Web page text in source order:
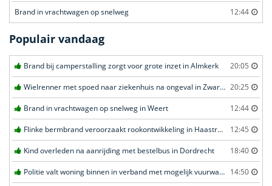
Brand in vrachtwagen op snelweg 12:44
Populair vandaag
Brand bij camperstalling zorgt voor grote inzet in Almkerk 20:05
Wielrenner met spoed naar ziekenhuis na ongeval in Zwartebroek 20:25
Brand in vrachtwagen op snelweg in Weert 12:44
Flinke bermbrand veroorzaakt rookontwikkeling in Haastrecht 12:45
Kind overleden na aanrijding met bestelbus in Dordrecht 18:40
Politie valt woning binnen in verband met mogelijk vuurwapen in Eindhoven 14:50